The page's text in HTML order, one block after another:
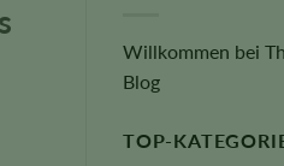
Willkommen bei
Blog
TOP-